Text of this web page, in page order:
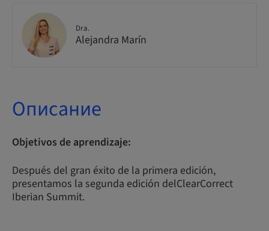
Dra.
Alejandra Marín
Описание
Objetivos de aprendizaje:
Después del gran éxito de la primera edición,
presentamos la segunda edición delClearCorrect
Iberian Summit.